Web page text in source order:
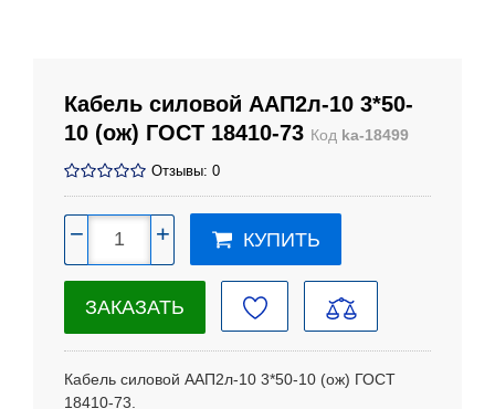
Кабель силовой ААП2л-10 3*50-
10 (ож) ГОСТ 18410-73 Код ka-18499
Отзывы: 0
− + КУПИТЬ
ЗАКАЗАТЬ
Кабель силовой ААП2л-10 3*50-10 (ож) ГОСТ
18410-73.